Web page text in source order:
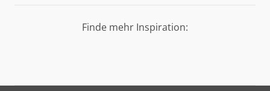
Finde mehr Inspiration: